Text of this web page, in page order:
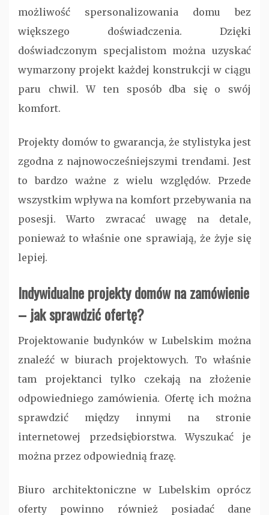
możliwość spersonalizowania domu bez
większego doświadczenia. Dzięki
doświadczonym specjalistom można uzyskać
wymarzony projekt każdej konstrukcji w ciągu
paru chwil. W ten sposób dba się o swój
komfort.
Projekty domów to gwarancja, że stylistyka jest
zgodna z najnowocześniejszymi trendami. Jest
to bardzo ważne z wielu względów. Przede
wszystkim wpływa na komfort przebywania na
posesji. Warto zwracać uwagę na detale,
ponieważ to właśnie one sprawiają, że żyje się
lepiej.
Indywidualne projekty domów na zamówienie
– jak sprawdzić ofertę?
Projektowanie budynków w Lubelskim można
znaleźć w biurach projektowych. To właśnie
tam projektanci tylko czekają na złożenie
odpowiedniego zamówienia. Ofertę ich można
sprawdzić między innymi na stronie
internetowej przedsiębiorstwa. Wyszukać je
można przez odpowiednią frazę.
Biuro architektoniczne w Lubelskim oprócz
oferty powinno również posiadać dane